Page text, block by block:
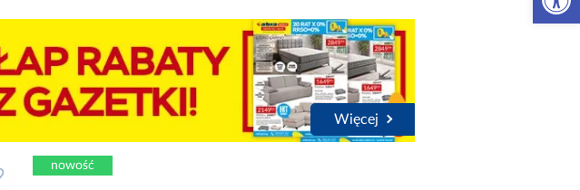
Więcej
nowość